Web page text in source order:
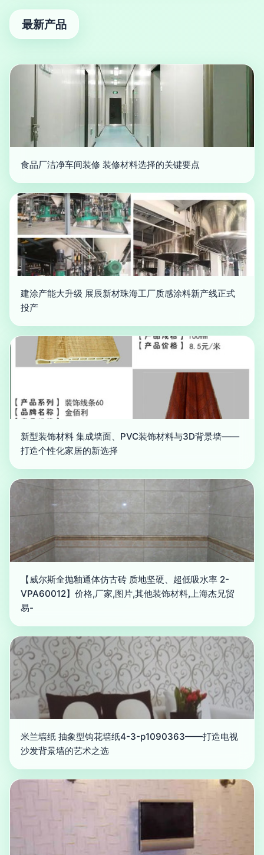
最新产品
食品厂洁净车间装修 装修材料选择的关键要点
建涂产能大升级 展辰新材珠海工厂质感涂料新产线正式
投产
新型装饰材料 集成墙面、PVC装饰材料与3D背景墙——
打造个性化家居的新选择
【威尔斯全抛釉通体仿古砖 质地坚硬、超低吸水率 2-
VPA60012】价格,厂家,图片,其他装饰材料,上海杰兄贸
易-
米兰墙纸 抽象型钩花墙纸4-3-p1090363——打造电视
沙发背景墙的艺术之选